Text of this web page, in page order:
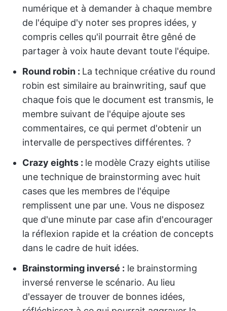
numérique et à demander à chaque membre
de l'équipe d'y noter ses propres idées, y
compris celles qu'il pourrait être gêné de
partager à voix haute devant toute l'équipe.
Round robin : La technique créative du round
robin est similaire au brainwriting, sauf que
chaque fois que le document est transmis, le
membre suivant de l'équipe ajoute ses
commentaires, ce qui permet d'obtenir un
intervalle de perspectives différentes. ?
Crazy eights : le modèle Crazy eights utilise
une technique de brainstorming avec huit
cases que les membres de l'équipe
remplissent une par une. Vous ne disposez
que d'une minute par case afin d'encourager
la réflexion rapide et la création de concepts
dans le cadre de huit idées.
Brainstorming inversé : le brainstorming
inversé renverse le scénario. Au lieu
d'essayer de trouver de bonnes idées,